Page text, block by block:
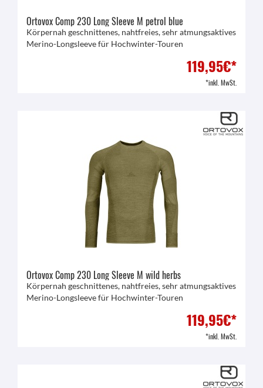
Ortovox Comp 230 Long Sleeve M petrol blue
Körpernah geschnittenes, nahtfreies, sehr atmungsaktives
Merino-Longsleeve für Hochwinter-Touren
119,95€*
*inkl. MwSt.
Ortovox Comp 230 Long Sleeve M wild herbs
Körpernah geschnittenes, nahtfreies, sehr atmungsaktives
Merino-Longsleeve für Hochwinter-Touren
119,95€*
*inkl. MwSt.